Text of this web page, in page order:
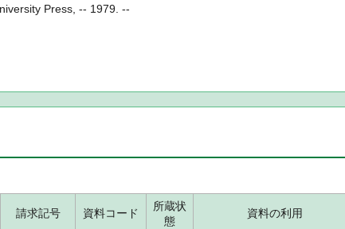
Press, -- 1979. --
請求記号 資料コード
所蔵状
態
資料の利用